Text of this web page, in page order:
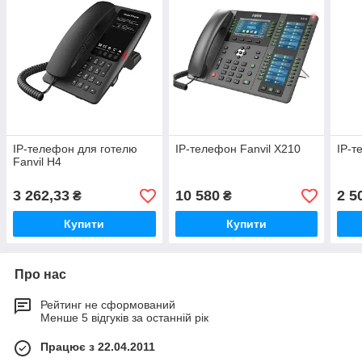
IP-телефон для готелю
Fanvil H4
3 262,33 ₴
Купити
IP-телефон Fanvil X210
10 580₴
Купити
IP-
2
Про нас
Рейтинг не сформований
Менше 5 відгуків за останній рік
Працює з 22.04.2011